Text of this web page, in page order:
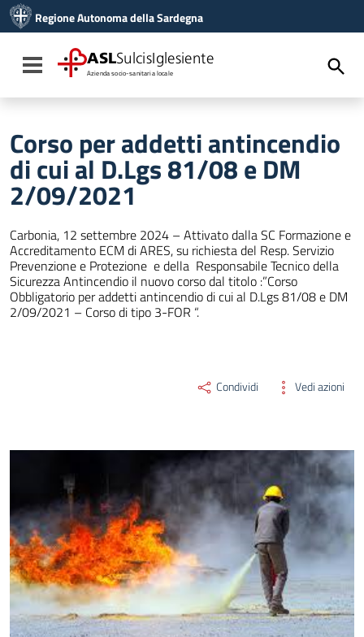
Vai al menu di navigazione
Vai al footer
Regione Autonoma della Sardegna
Toggle navigation
ASLSulcisIglesiente
Azienda socio-sanitaria locale
Corso per addetti antincendio
di cui al D.Lgs 81/08 e DM
2/09/2021
Carbonia, 12 settembre 2024 – Attivato dalla SC Formazione e
Accreditamento ECM di ARES, su richiesta del Resp. Servizio
Prevenzione e Protezione e della Responsabile Tecnico della
Sicurezza Antincendio il nuovo corso dal titolo :”Corso
Obbligatorio per addetti antincendio di cui al D.Lgs 81/08 e DM
2/09/2021 – Corso di tipo 3-FOR “.
Condividi Vedi azioni